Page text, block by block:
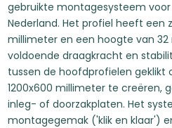
gebruikte montagesysteem
Nederland. Het profiel heeft een
millimeter en een hoogte van
voldoende draagkracht en
tussen de hoofdprofielen
1200x600 millimeter te creëren,
inleg- of doorzakplaten. Het
montagegemak ('klik en klaar')